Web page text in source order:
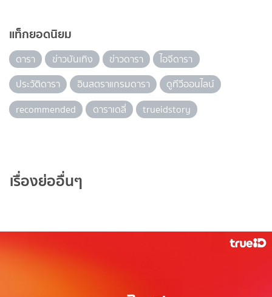
แท็กยอดนิยม
ดารา ข่าวบันเทิง ข่าวดารา
ไอจีดารา
ประวัติดารา
อินสตราแกรมดารา
ดูทีวีออนไลน์
recommended
ดาราเดลี่ trueidstory
เรื่องย่ออื่นๆ